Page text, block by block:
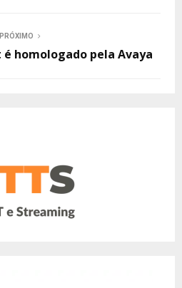
PRÓXIMO
homologado pela Avaya